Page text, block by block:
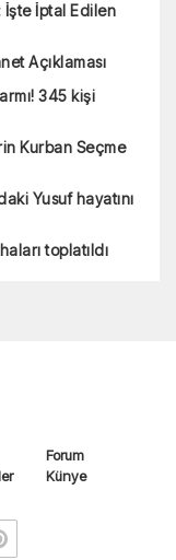
İşte İptal Edilen
Açıklaması
345 kişi
Kurban Seçme
Yusuf hayatını
toplatıldı
Forum
Künye